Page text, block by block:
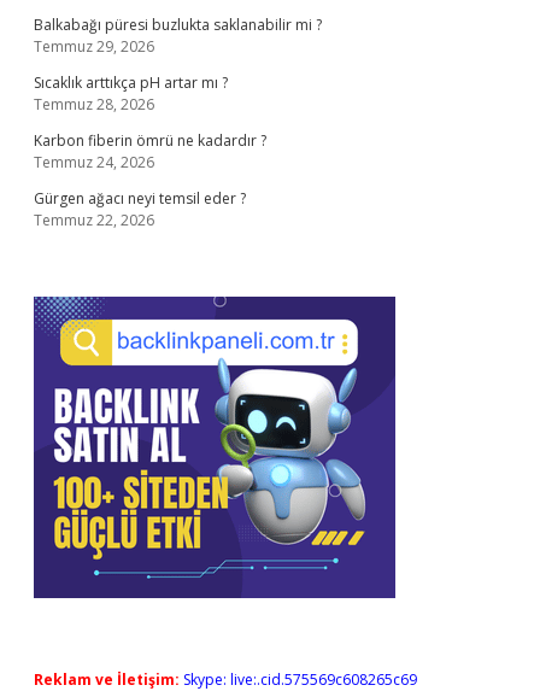
Balkabağı püresi buzlukta saklanabilir mi ?
Temmuz 29, 2026
Sıcaklık arttıkça pH artar mı ?
Temmuz 28, 2026
Karbon fiberin ömrü ne kadardır ?
Temmuz 24, 2026
Gürgen ağacı neyi temsil eder ?
Temmuz 22, 2026
Reklam ve İletişim: Skype: live:.cid.575569c608265c69